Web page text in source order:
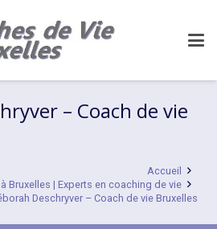
– Coach de vie
Accueil
Bruxelles | Experts en coaching de vie
Deschryver – Coach de vie Bruxelles